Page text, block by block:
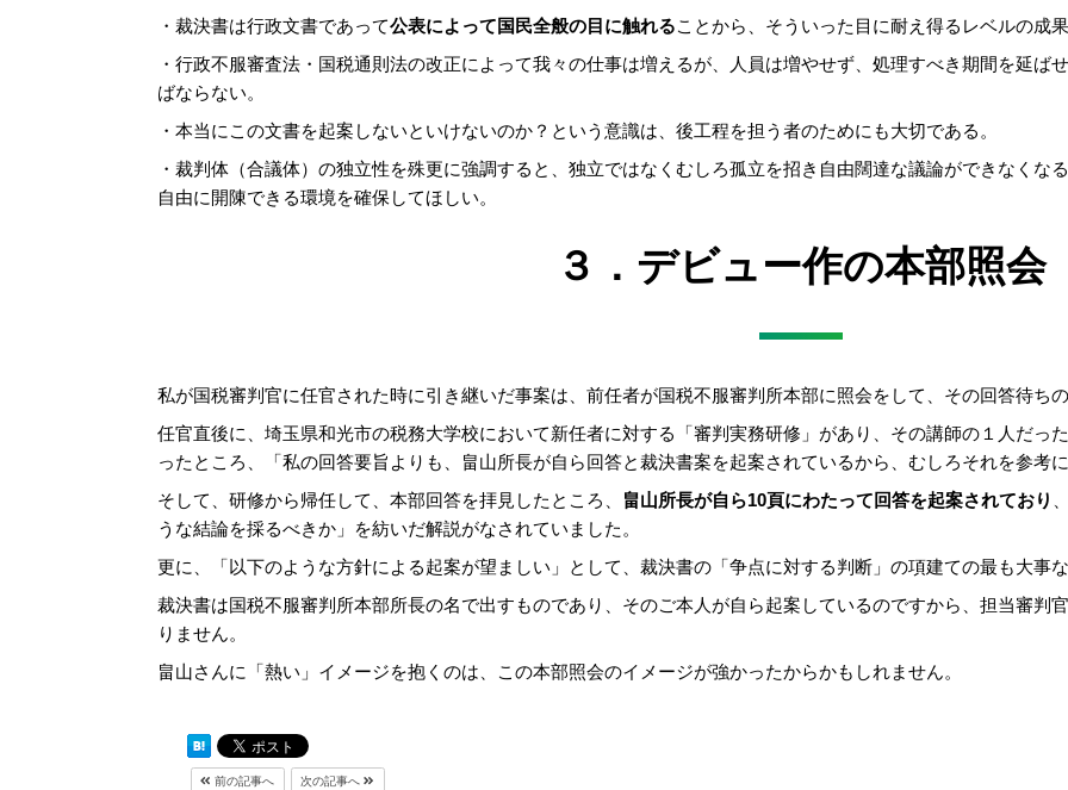
・裁決書は行政文書であって公表によって国民全般の目に触れることから、そういった目に耐え得るレベルの成
・行政不服審査法・国税通則法の改正によって我々の仕事は増えるが、人員は増やせず、処理すべき期間を延ば
ばならない。
・本当にこの文書を起案しないといけないのか？という意識は、後工程を担う者のためにも大切である。
・裁判体（合議体）の独立性を殊更に強調すると、独立ではなくむしろ孤立を招き自由闊達な議論ができなくな
自由に開陳できる環境を確保してほしい。
３．デビュー作の本部照会
私が国税審判官に任官された時に引き継いだ事案は、前任者が国税不服審判所本部に照会をして、その回答待ち
任官直後に、埼玉県和光市の税務大学校において新任者に対する「審判実務研修」があり、その講師の１人だっ
ったところ、「私の回答要旨よりも、畠山所長が自ら回答と裁決書案を起案されているから、むしろそれを参考
そして、研修から帰任して、本部回答を拝見したところ、
畠山所長が自ら10頁にわたって回答を起案されており
うな結論を採るべきか」を紡いだ解説がなされていました。
更に、「以下のような方針による起案が望ましい」として、裁決書の「争点に対する判断」の項建ての最も大事
裁決書は国税不服審判所本部所長の名で出すものであり、そのご本人が自ら起案しているのですから、担当審判
りません。
畠山さんに「熱い」イメージを抱くのは、この本部照会のイメージが強かったからかもしれません。
前の記事へ 次の記事へ